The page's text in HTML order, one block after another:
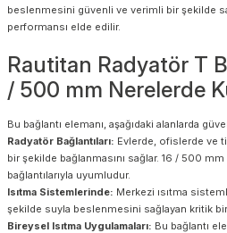
beslenmesini güvenli ve verimli bir şekilde
performansı elde edilir.
Rautitan Radyatör T
/ 500 mm Nerelerde
Bu bağlantı elemanı, aşağıdaki alanlarda
Radyatör Bağlantıları: Evlerde, ofislerde ve
bir şekilde bağlanmasını sağlar. 16 / 500
bağlantılarıyla uyumludur.
Isıtma Sistemlerinde: Merkezi ısıtma
şekilde suyla beslenmesini sağlayan kritik bir
Bireysel Isıtma Uygulamaları: Bu bağlantı